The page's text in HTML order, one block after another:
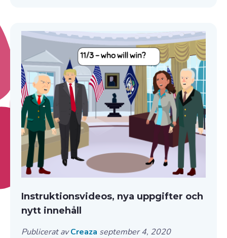
Instruktionsvideos, nya uppgifter och
nytt innehåll
Publicerat avCreaza september 4, 2020